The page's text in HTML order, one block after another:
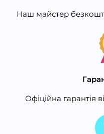
Наш майстер
Офіційна гарантія